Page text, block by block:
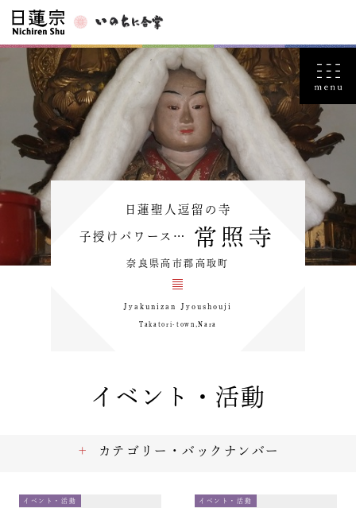
日蓮聖人逗留の寺
子授けパワース… 常照寺
奈良県高市郡高取町
Jyakunizan Jyoushouji
Takatori-town,Nara
イベント・活動
イベント・活動 イベント・活動
カテゴリー・バックナンバー